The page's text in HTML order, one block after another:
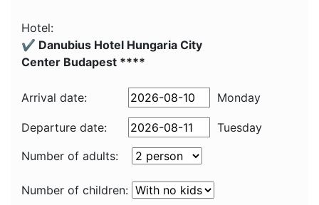
Hotel:
✔️ Danubius Hotel Hungaria City
Center Budapest ****
Arrival date: Monday
Departure date:
Tuesday
Number of adults:
Number of children: